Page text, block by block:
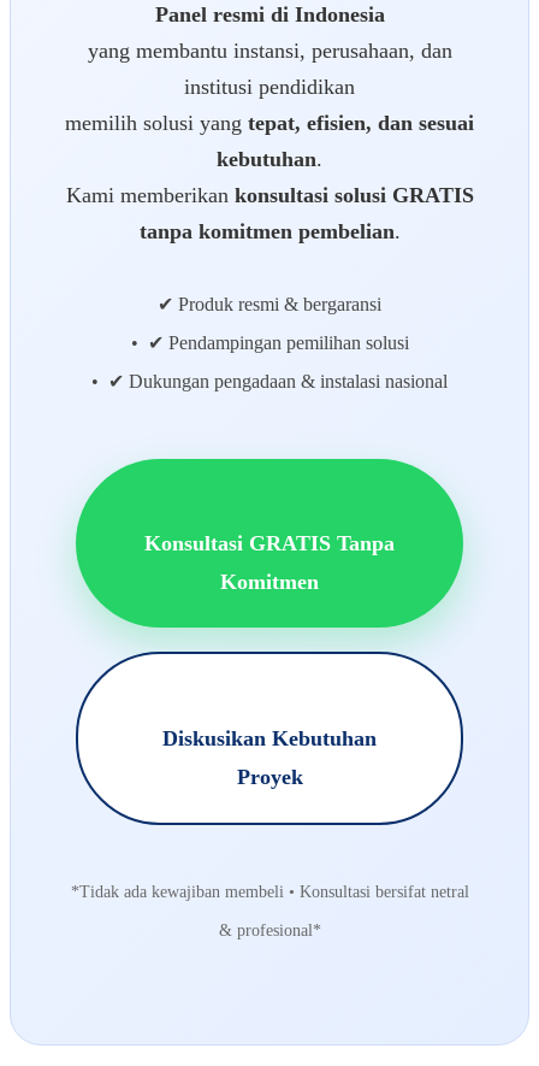
Panel resmi di Indonesia
yang membantu instansi, perusahaan, dan
institusi pendidikan
memilih solusi yang tepat, efisien, dan sesuai
kebutuhan.
Kami memberikan konsultasi solusi GRATIS
tanpa komitmen pembelian.
✔ Produk resmi & bergaransi
• ✔ Pendampingan pemilihan solusi
• ✔ Dukungan pengadaan & instalasi nasional
Konsultasi GRATIS Tanpa
Komitmen
Diskusikan Kebutuhan
Proyek
*Tidak ada kewajiban membeli • Konsultasi bersifat netral
& profesional*